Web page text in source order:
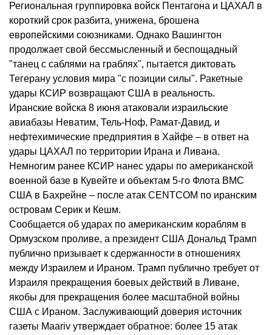
Региональная группировка войск Пентагона и ЦАХАЛ в
короткий срок разбита, унижена, брошена
европейскими союзниками. Однако Вашингтон
продолжает свой бессмысленный и беспощадный
"танец с саблями на граблях", пытается диктовать
Тегерану условия мира "с позиции силы". Ракетные
удары КСИР возвращают США в реальность.
Иранские войска 8 июня атаковали израильские
авиабазы Неватим, Тель-Ноф, Рамат-Давид, и
нефтехимические предприятия в Хайфе – в ответ на
удары ЦАХАЛ по территории Ирана и Ливана.
Немногим ранее КСИР нанес удары по американской
военной базе в Кувейте и объектам 5-го Флота ВМС
США в Бахрейне – после атак CENTCOM по иранским
островам Серик и Кешм.
Сообщается об ударах по американским кораблям в
Ормузском проливе, а президент США Дональд Трамп
публично призывает к сдержанности в отношениях
между Израилем и Ираном. Трамп публично требует от
Израиля прекращения боевых действий в Ливане,
якобы для прекращения более масштабной войны
США с Ираном. Заслуживающий доверия источник
газеты Maariv утверждает обратное: более 15 атак